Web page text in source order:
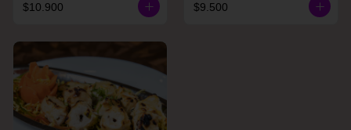
$10.900 $9.500